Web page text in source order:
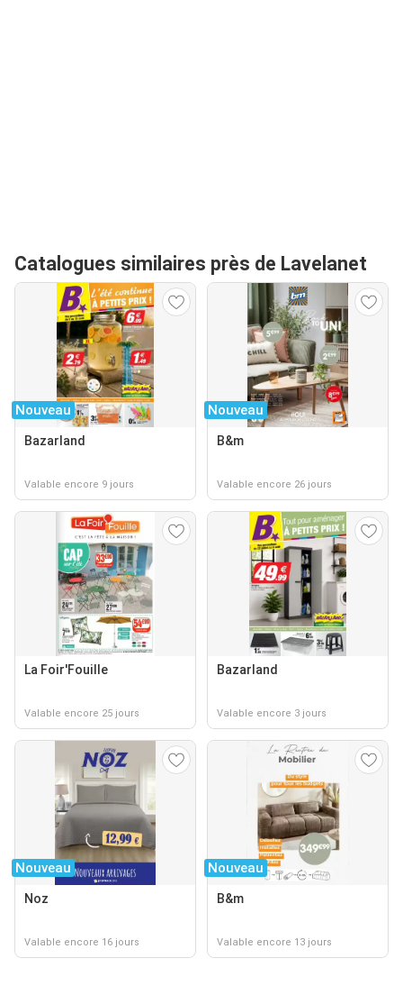
Catalogues similaires près de Lavelanet
Nouveau
Bazarland
Valable encore 9 jours
Nouveau
B&m
Valable encore 26 jours
La Foir'Fouille
Valable encore 25 jours
Bazarland
Valable encore 3 jours
Nouveau
Noz
Valable encore 16 jours
Nouveau
B&m
Valable encore 13 jours